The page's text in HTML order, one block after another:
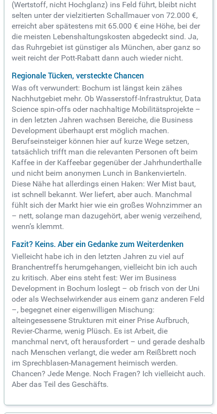
(Wertstoff, nicht Hochglanz) ins Feld führt, bleibt nicht
selten unter der vielzitierten Schallmauer von 72.000 €,
erreicht aber spätestens mit 65.000 € eine Höhe, bei der
die meisten Lebenshaltungskosten abgedeckt sind. Ja,
das Ruhrgebiet ist günstiger als München, aber ganz so
weit reicht der Pott-Rabatt dann auch wieder nicht.
Regionale Tücken, versteckte Chancen
Was oft verwundert: Bochum ist längst kein zähes
Nachhutgebiet mehr. Ob Wasserstoff-Infrastruktur, Data
Science spin-offs oder nachhaltige Mobilitätsprojekte –
in den letzten Jahren wachsen Bereiche, die Business
Development überhaupt erst möglich machen.
Berufseinsteiger können hier auf kurze Wege setzen,
tatsächlich trifft man die relevanten Personen oft beim
Kaffee in der Kaffeebar gegenüber der Jahrhunderthalle
und nicht beim anonymen Lunch in Bankenvierteln.
Diese Nähe hat allerdings einen Haken: Wer Mist baut,
ist schnell bekannt. Wer liefert, aber auch. Manchmal
fühlt sich der Markt hier wie ein großes Wohnzimmer an
– nett, solange man dazugehört, aber wenig verzeihend,
wenn’s klemmt.
Fazit? Keins. Aber ein Gedanke zum Weiterdenken
Vielleicht habe ich in den letzten Jahren zu viel auf
Branchentreffs herumgehangen, vielleicht bin ich auch
zu kritisch. Aber eins steht fest: Wer im Business
Development in Bochum loslegt – ob frisch von der Uni
oder als Wechselwirkender aus einem ganz anderen Feld
–, begegnet einer eigenwilligen Mischung:
alteingesessene Strukturen mit einer Prise Aufbruch,
Revier-Charme, wenig Plüsch. Es ist Arbeit, die
manchmal nervt, oft herausfordert – und gerade deshalb
nach Menschen verlangt, die weder am Reißbrett noch
im Sprechblasen-Management heimisch werden.
Chancen? Jede Menge. Noch Fragen? Ich vielleicht auch.
Aber das Teil des Geschäfts.